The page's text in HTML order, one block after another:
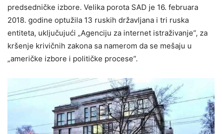
predsedničke izbore. Velika porota SAD je 16. februara
2018. godine optužila 13 ruskih državljana i tri ruska
entiteta, uključujući „Agenciju za internet istraživanje“, za
kršenje krivičnih zakona sa namerom da se mešaju u
„američke izbore i političke procese“.